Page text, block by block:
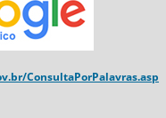
ConsultaPorPalavras.asp